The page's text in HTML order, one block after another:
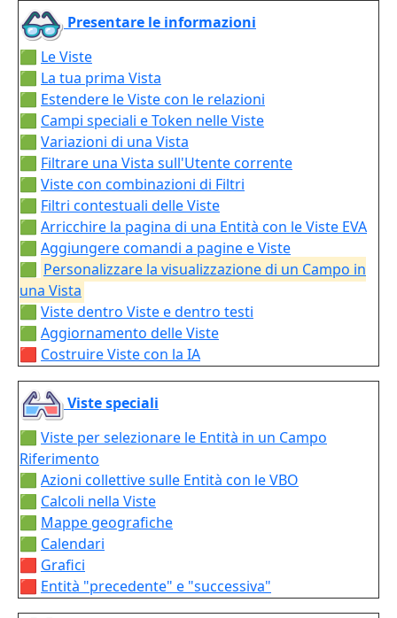
Presentare le informazioni
🟩 Le Viste
🟩 La tua prima Vista
🟩 Estendere le Viste con le relazioni
🟩 Campi speciali e Token nelle Viste
🟩 Variazioni di una Vista
🟩 Filtrare una Vista sull'Utente corrente
🟩 Viste con combinazioni di Filtri
🟩 Filtri contestuali delle Viste
🟩 Arricchire la pagina di una Entità con le Viste EVA
🟩 Aggiungere comandi a pagine e Viste
🟩 Personalizzare la visualizzazione di un Campo in
una Vista
🟩 Viste dentro Viste e dentro testi
🟩 Aggiornamento delle Viste
🟥 Costruire Viste con la IA
Viste speciali
🟩 Viste per selezionare le Entità in un Campo
Riferimento
🟩 Azioni collettive sulle Entità con le VBO
🟩 Calcoli nella Viste
🟩 Mappe geografiche
🟩 Calendari
🟥 Grafici
🟥 Entità "precedente" e "successiva"